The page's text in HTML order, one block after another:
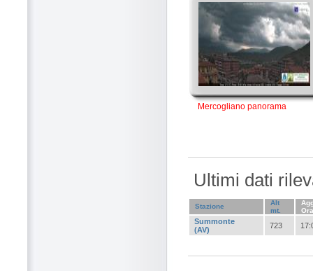
Mercogliano panorama
Ultimi dati
Stazione
Alt
mt.
Ora
Summonte
(AV)
723